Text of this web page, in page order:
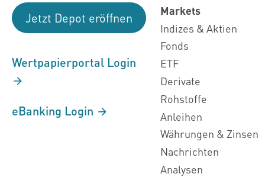
Jetzt Depot eröffnen
Wertpapierportal Login
eBanking Login
Markets
Indizes & Aktien
Fonds
ETF
Derivate
Rohstoffe
Anleihen
Währungen & Zinsen
Nachrichten
Analysen